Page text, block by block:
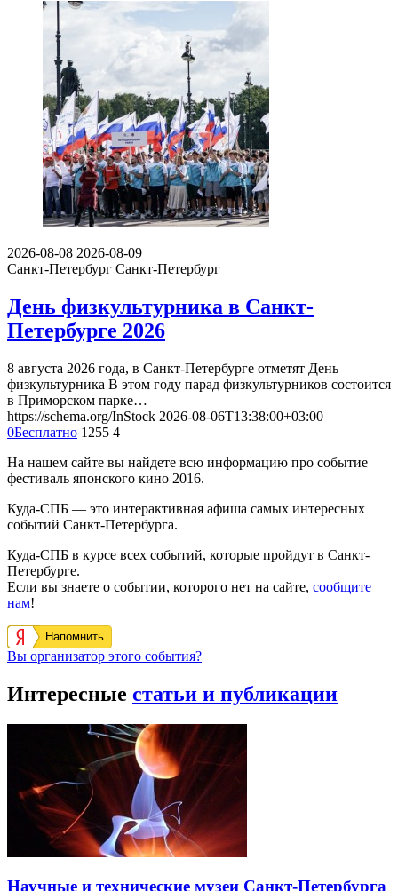
2026-08-08 2026-08-09
Санкт-Петербург Санкт-Петербург
День физкультурника в Санкт-
Петербурге 2026
8 августа 2026 года, в Санкт-Петербурге отметят День
физкультурника В этом году парад физкультурников состоится
в Приморском парке…
https://schema.org/InStock 2026-08-06T13:38:00+03:00
0Бесплатно 1255 4
На нашем сайте вы найдете всю информацию про событие
фестиваль японского кино 2016.
Куда-СПБ — это интерактивная афиша самых интересных
событий Санкт-Петербурга.
Куда-СПБ в курсе всех событий, которые пройдут в Санкт-
Петербурге.
Если вы знаете о событии, которого нет на сайте, сообщите
нам!
Напомнить
Вы организатор этого события?
Интересные статьи и публикации
Научные и технические музеи Санкт-Петербурга